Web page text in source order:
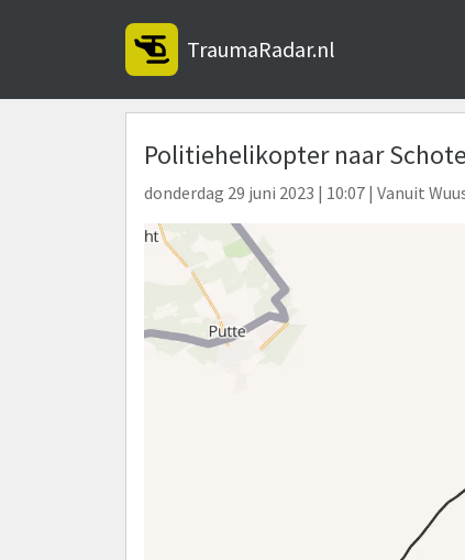
TraumaRadar.nl
Politiehelikopter naar
donderdag 29 juni 2023 | 10:07 | Vanuit